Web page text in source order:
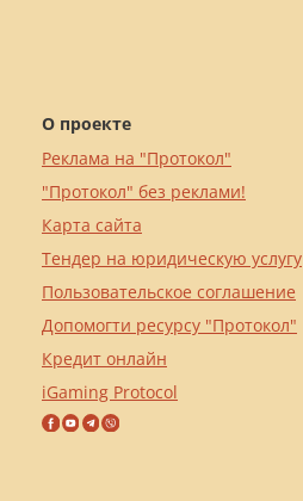
О проекте
Реклама на "Протокол"
"Протокол" без реклами!
Карта сайта
Тендер на юридическую услугу
Пользовательское соглашение
Допомогти ресурсу "Протокол"
Кредит онлайн
iGaming Protocol